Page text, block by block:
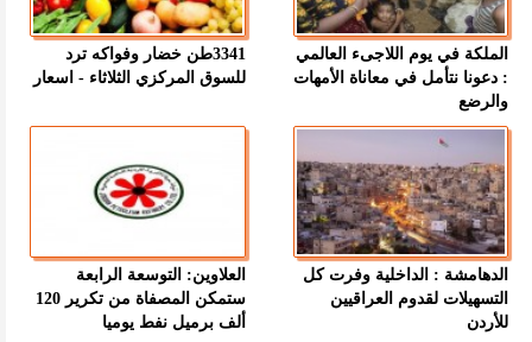
الملكة في يوم اللاجىء العالمي
: دعونا نتأمل في معاناة الأمهات
والرضع
3341طن خضار وفواكه ترد
للسوق المركزي الثلاثاء - اسعار
الدهامشة : الداخلية وفرت كل
التسهيلات لقدوم العراقيين
للأردن
العلاوين: التوسعة الرابعة
ستمكن المصفاة من تكرير 120
ألف برميل نفط يوميا